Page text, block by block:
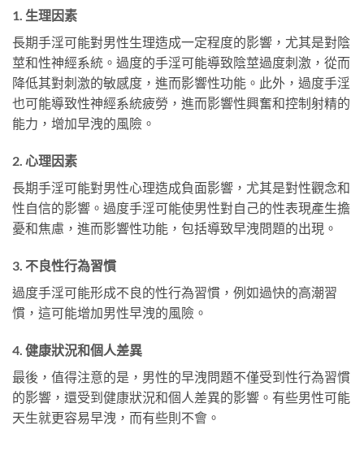
1. 生理因素
長期手淫可能對男性生理造成一定程度的影響，尤其是對陰
莖和性神經系統。過度的手淫可能導致陰莖過度刺激，從而
降低其對刺激的敏感度，進而影響性功能。此外，過度手淫
也可能導致性神經系統疲勞，進而影響性興奮和控制射精的
能力，增加早洩的風險。
2. 心理因素
長期手淫可能對男性心理造成負面影響，尤其是對性觀念和
性自信的影響。過度手淫可能使男性對自己的性表現產生擔
憂和焦慮，進而影響性功能，包括導致早洩問題的出現。
3. 不良性行為習慣
過度手淫可能形成不良的性行為習慣，例如過快的高潮習
慣，這可能增加男性早洩的風險。
4. 健康狀況和個人差異
最後，值得注意的是，男性的早洩問題不僅受到性行為習慣
的影響，還受到健康狀況和個人差異的影響。有些男性可能
天生就更容易早洩，而有些則不會。